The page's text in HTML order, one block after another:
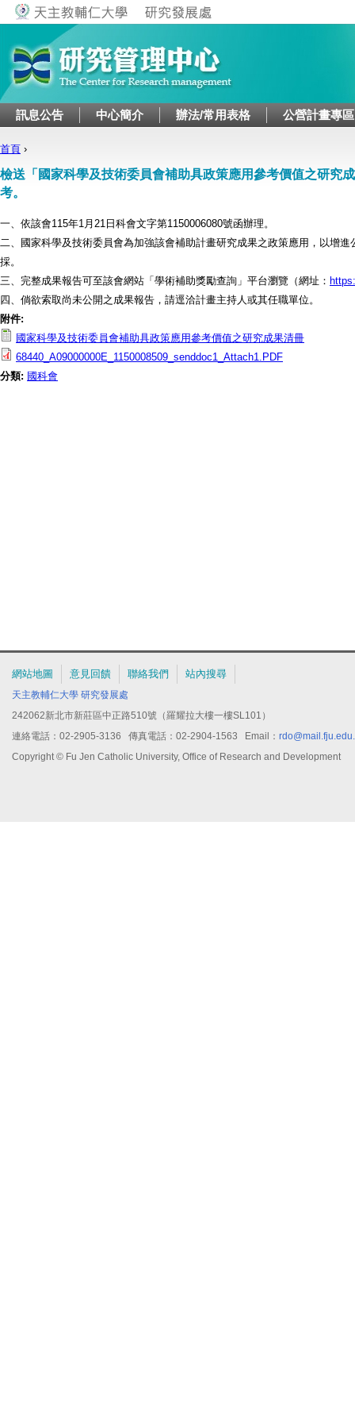
Jump to navigation
訊息公告 中心簡介 辦法/常用表格 公營計畫專區
您在這裡
首頁 ›
檢送「國家科學及技術委員會補助具政策應用參考價值之研究
考。
一、依該會115年1月21日科會文字第1150006080號函辦理。
二、國家科學及技術委員會為加強該會補助計畫研究成果之政策應用，以增進
採。
三、完整成果報告可至該會網站「學術補助獎勵查詢」平台瀏覽（網址：
四、倘欲索取尚未公開之成果報告，請逕洽計畫主持人或其任職單位。
附件:
國家科學及技術委員會補助具政策應用參考價值之研究成果清冊
68440_A09000000E_1150008509_senddoc1_Attach1.PDF
分類: 國科會
網站地圖 意見回饋 聯絡我們 站內搜尋
天主教輔仁大學 研究發展處
242062新北市新莊區中正路510號（羅耀拉大樓一樓SL101）
連絡電話：02-2905-3136 傳真電話：02-2904-1563 Email：
Copyright © Fu Jen Catholic University, Office of Research and Development